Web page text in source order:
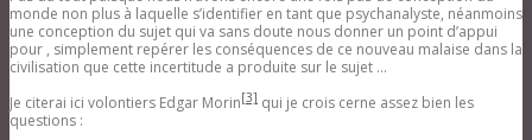
monde non plus à laquelle s’identifier en tant que psychanalyste, néanmoins
une conception du sujet qui va sans doute nous donner un point d’appui
pour , simplement repérer les conséquences de ce nouveau malaise dans la
civilisation que cette incertitude a produite sur le sujet …
Je citerai ici volontiers Edgar Morin[3] qui je crois cerne assez bien les
questions :